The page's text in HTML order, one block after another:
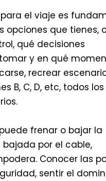
el viaje es
opciones que tienes,
qué decisiones
y en qué
recrear
B, C, D, etc, todos
frenar o bajar la
por el cable,
Conocer las
sentir el